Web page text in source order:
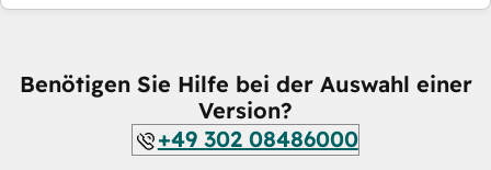
Benötigen Sie Hilfe bei der Auswahl einer
Version?
+49 302 08486000